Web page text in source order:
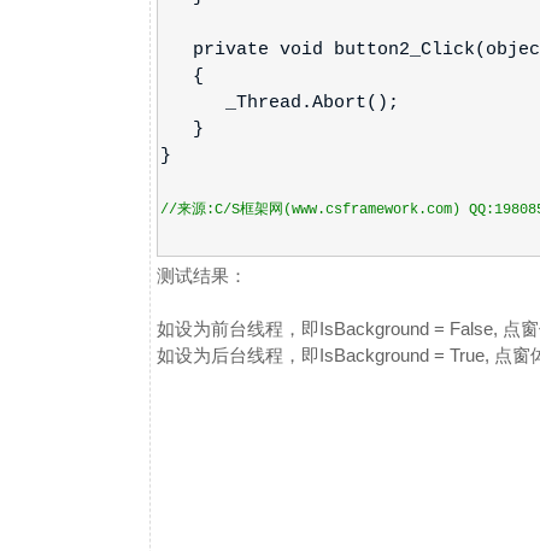
private void
{
_Thread.Abort();
}
}
//来源:C/S框架网(www.csframework.com)
测试结果：
如设为前台线程，即IsBackground = False, 点
如设为后台线程，即IsBackground = True, 点